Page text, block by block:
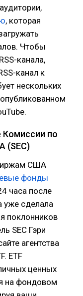
, которая
Чтобы
канала,
канал к
нескольких
Комиссии по
(SEC)
США
фонды
часа после
уже сделала
поклонников
SEC Гэри
агентства
ETF
ценных
на фондовом